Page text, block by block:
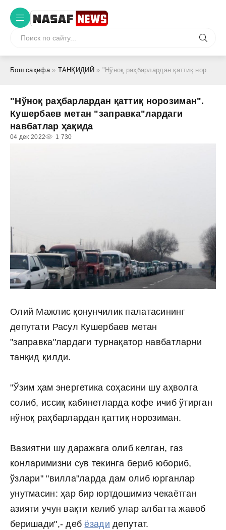
Бош саҳифа» ТАНҚИДИЙ » "Нўноқ раҳбарлардан қаттиқ норозиман". Кушербаев метан "заправка"лардаги навбатлар ҳақида
"Нўноқ раҳбарлардан қаттиқ норозиман".
Кушербаев метан "заправка"лардаги
навбатлар ҳақида
04 дек 2022 1 730
Олий Мажлис қонунчилик палатасининг
депутати Расул Кушербаев метан
"заправка"лардаги турнақатор навбатларни
танқид қилди.
"Ўзим ҳам энергетика соҳасини шу аҳволга
солиб, иссиқ кабинетларда кофе ичиб ўтирган
нўноқ раҳбарлардан қаттиқ норозиман.
Вазиятни шу даражага олиб келган, газ
конларимизни сув текинга бериб юбориб,
ўзлари" "вилла"ларда дам олиб юрганлар
унутмасин: ҳар бир юртдошимиз чекаётган
азияти учун вақти келиб улар албатта жавоб
беришади",- дебёзади депутат.